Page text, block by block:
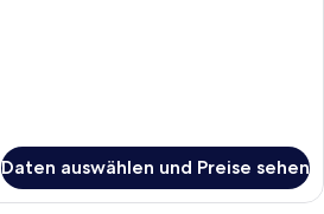
Daten auswählen und Preise sehen